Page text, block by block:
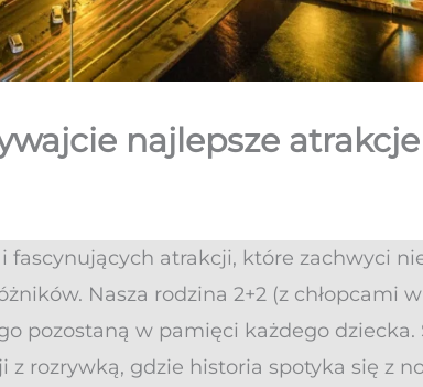
najlepsze
atrakcji, które zachwyci
Nasza rodzina 2+2 (z chłopcami
pozostaną w pamięci każdego
rozrywką, gdzie historia spotyka się z